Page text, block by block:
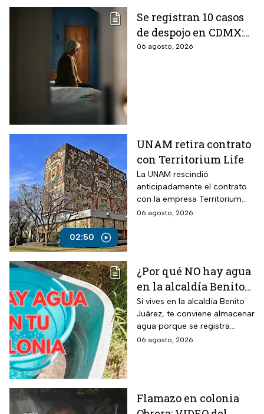
Se registran 10 casos
de despojo en CDMX:
adultos mayores son
06 agosto, 2026
02:50
UNAM retira contrato
con Territorium Life
La UNAM rescindió
anticipadamente el contrato
con la empresa Territorium
Life, encargada del examen
06 agosto, 2026
¿Por qué NO hay agua
en la alcaldía Benito
Juárez? Lista de
colonias afectadas
hasta el viernes
Si vives en la alcaldía Benito
Juárez, te conviene almacenar
agua porque se registra
suspensión del suministro por
06 agosto, 2026
Flamazo en colonia